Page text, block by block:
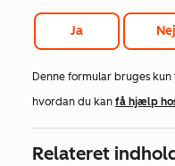
Ja Nej
Denne formular bruges
hvordan du kan få hjælp
Relateret